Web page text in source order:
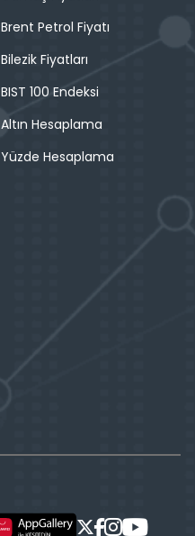
Brent Petrol Fiyatı
Bilezik Fiyatları
BIST 100 Endeksi
Altın Hesaplama
Yüzde Hesaplama